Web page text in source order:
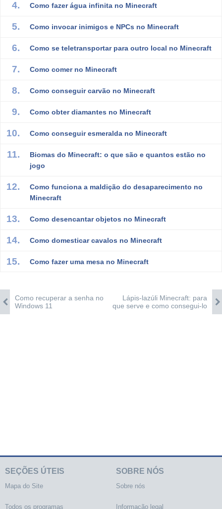
Como fazer água infinita no Minecraft
Como invocar inimigos e NPCs no Minecraft
Como se teletransportar para outro local no Minecraft
Como comer no Minecraft
Como conseguir carvão no Minecraft
Como obter diamantes no Minecraft
Como conseguir esmeralda no Minecraft
Biomas do Minecraft: o que são e quantos estão no
jogo
Como funciona a maldição do desaparecimento no
Minecraft
Como desencantar objetos no Minecraft
Como domesticar cavalos no Minecraft
Como fazer uma mesa no Minecraft
Como recuperar a senha no
Windows 11
Lápis-lazúli Minecraft: para
que serve e como consegui-lo
SEÇÕES ÚTEIS
Mapa do Site
Todos os programas
SOBRE NÓS
Sobre nós
Informação legal